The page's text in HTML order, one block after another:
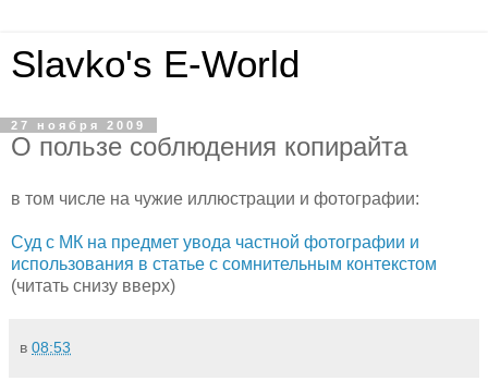
Slavko's E-World
27 ноября 2009
О пользе соблюдения копирайта
в том числе на чужие иллюстрации и фотографии:
Суд с МК на предмет увода частной фотографии и
использования в статье с сомнительным контекстом
(читать снизу вверх)
в 08:53